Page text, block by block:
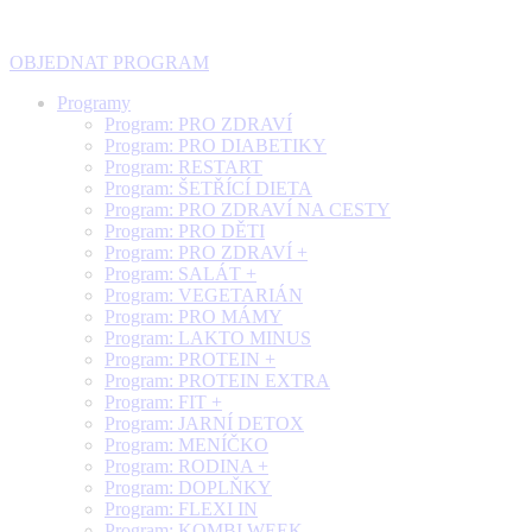
OBJEDNAT PROGRAM
Programy
Program: PRO ZDRAVÍ
Program: PRO DIABETIKY
Program: RESTART
Program: ŠETŘÍCÍ DIETA
Program: PRO ZDRAVÍ NA CESTY
Program: PRO DĚTI
Program: PRO ZDRAVÍ +
Program: SALÁT +
Program: VEGETARIÁN
Program: PRO MÁMY
Program: LAKTO MINUS
Program: PROTEIN +
Program: PROTEIN EXTRA
Program: FIT +
Program: JARNÍ DETOX
Program: MENÍČKO
Program: RODINA +
Program: DOPLŇKY
Program: FLEXI IN